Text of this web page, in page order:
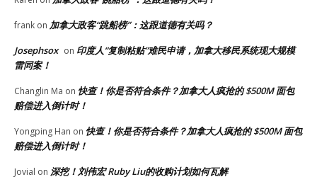
frank on 加拿大政客“跳船榜”：这跟道德有关吗？
Josephsox on 印度人“复制粘贴”难民申请，加拿大移民系统现大规模
雷同案！
Changlin Ma on 快查！你是否符合条件？加拿大人疯抢的 $500M 面包
赔偿进入倒计时！
Yongping Han on 快查！你是否符合条件？加拿大人疯抢的 $500M 面包
赔偿进入倒计时！
Jovial on 深挖！刘伟宏 Ruby Liu的收购计划如何瓦解